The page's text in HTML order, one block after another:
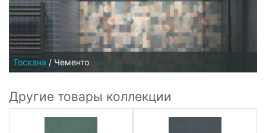
Тоскана / Чементо
Другие товары коллекции